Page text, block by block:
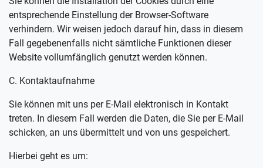
entsprechende Einstellung der Browser-Software
verhindern. Wir weisen jedoch darauf hin, dass in diesem
Fall gegebenenfalls nicht sämtliche Funktionen dieser
Website vollumfänglich genutzt werden können.
C. Kontaktaufnahme
Sie können mit uns per E-Mail elektronisch in Kontakt
treten. In diesem Fall werden die Daten, die Sie per E-Mail
schicken, an uns übermittelt und von uns gespeichert.
Hierbei geht es um: